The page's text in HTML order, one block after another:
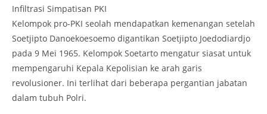
Infiltrasi Simpatisan PKI
Kelompok pro-PKI seolah mendapatkan kemenangan setelah
Soetjipto Danoekoesoemo digantikan Soetjipto Joedodiardjo
pada 9 Mei 1965. Kelompok Soetarto mengatur siasat untuk
mempengaruhi Kepala Kepolisian ke arah garis
revolusioner. Ini terlihat dari beberapa pergantian jabatan
dalam tubuh Polri.